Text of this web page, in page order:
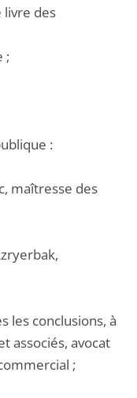
livre des
;
:
maîtresse des
les conclusions, à
associés, avocat
;